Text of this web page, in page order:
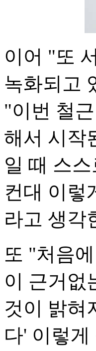
이어 "또
녹화되고
"이번 철
해서 시작
일 때 스
컨대 이렇
라고 생각
또 "처음
이 근거없
것이 밝혀
다' 이렇